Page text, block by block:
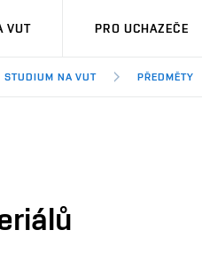
VUT PRO UCHAZEČE
STUDIUM NA VUT PŘEDMĚTY